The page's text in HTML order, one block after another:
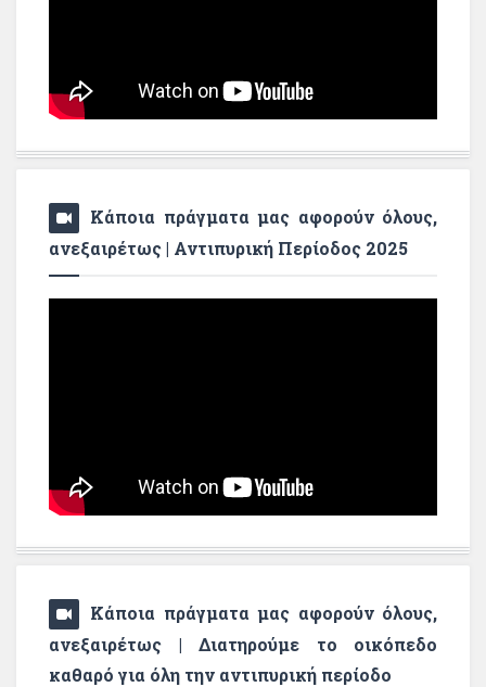
Κάποια πράγματα μας αφορούν όλους,
ανεξαιρέτως | Αντιπυρική Περίοδος 2025
Κάποια πράγματα μας αφορούν όλους,
ανεξαιρέτως | Διατηρούμε το οικόπεδο
καθαρό για όλη την αντιπυρική περίοδο